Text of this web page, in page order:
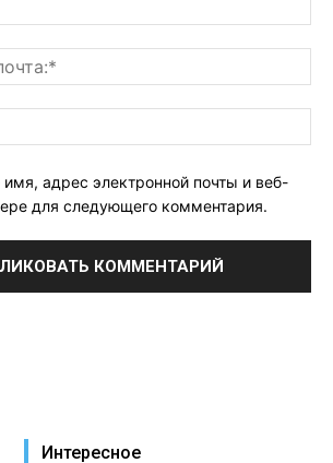
адрес электронной почты и веб-
для следующего комментария.
Интересное